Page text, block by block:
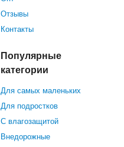
Отзывы
Контакты
Популярные
категории
Для самых маленьких
Для подростков
С влагозащитой
Внедорожные